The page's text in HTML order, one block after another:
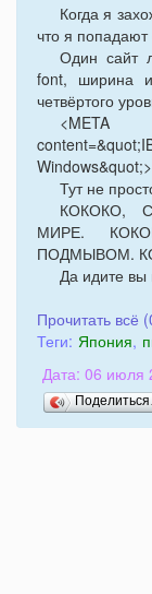
Когда я
что я
Один сайт
font, ширина
четвёртого
<META
Windows&quot;>
Тут не
КОКОКО,
МИРЕ.
ПОДМЫВОМ.
Да идите вы
Прочитать всё
Теги: Япония,
Дата: 06 июля